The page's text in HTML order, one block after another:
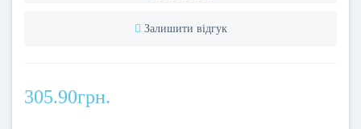
Залишити відгук
305.90грн.